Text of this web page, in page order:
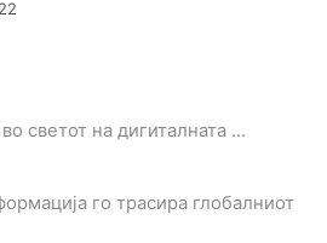
светот на дигиталната ...
го трасира глобалниот